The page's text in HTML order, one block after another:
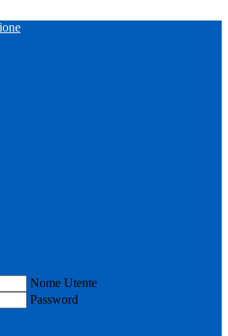
Nome Utente
Password